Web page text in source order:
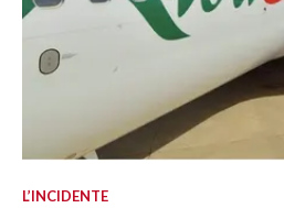
L’INCIDENTE